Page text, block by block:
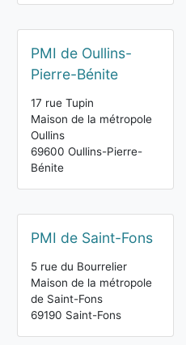
PMI de Oullins-
Pierre-Bénite
17 rue Tupin
Maison de la métropole
Oullins
69600 Oullins-Pierre-
Bénite
PMI de Saint-Fons
5 rue du Bourrelier
Maison de la métropole
de Saint-Fons
69190 Saint-Fons